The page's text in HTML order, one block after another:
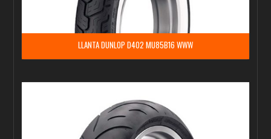
LLANTA DUNLOP D402 MU85B16 WWW